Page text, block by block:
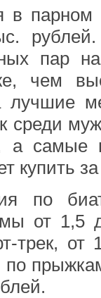
в парном
рублей.
пар
чем
лучшие
среди
а самые
купить
по
от
трек, от
по